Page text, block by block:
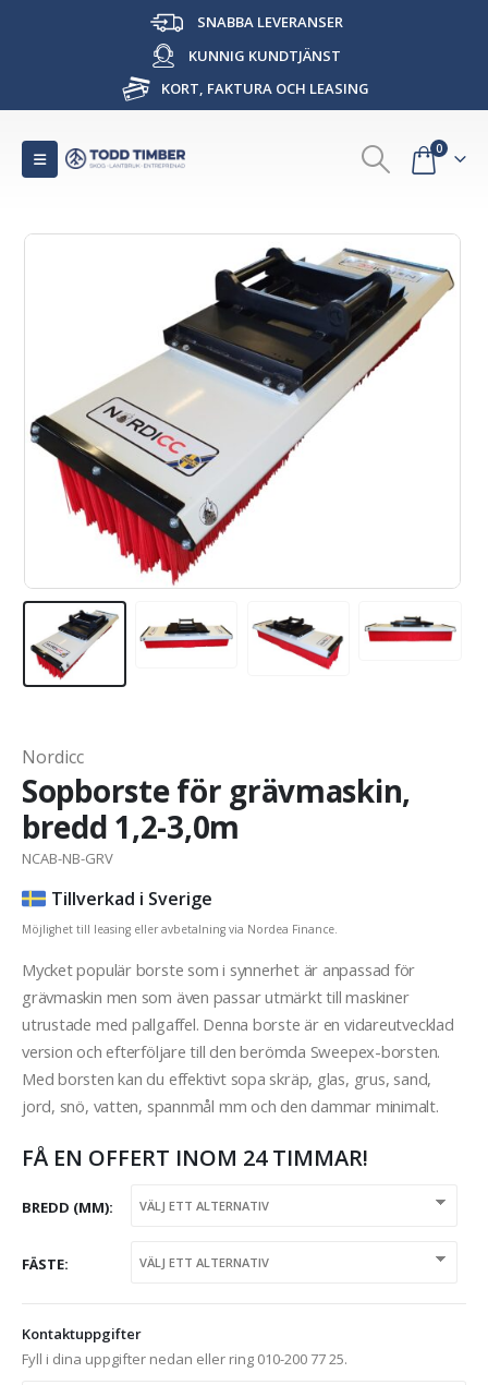
SNABBA LEVERANSER
KUNNIG KUNDTJÄNST
KORT, FAKTURA OCH LEASING
0
Nordicc
Sopborste för grävmaskin,
bredd 1,2-3,0m
NCAB-NB-GRV
Tillverkad i Sverige
Möjlighet till leasing eller avbetalning via Nordea Finance.
Mycket populär borste som i synnerhet är anpassad för
grävmaskin men som även passar utmärkt till maskiner
utrustade med pallgaffel. Denna borste är en vidareutvecklad
version och efterföljare till den berömda Sweepex-borsten.
Med borsten kan du effektivt sopa skräp, glas, grus, sand,
jord, snö, vatten, spannmål mm och den dammar minimalt.
FÅ EN OFFERT INOM 24 TIMMAR!
BREDD (MM)
FÄSTE
Kontaktuppgifter
Fyll i dina uppgifter nedan eller ring 010-200 77 25.